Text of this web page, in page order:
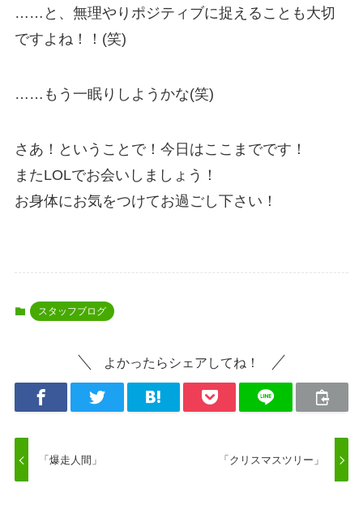
……と、無理やりポジティブに捉えることも大切
ですよね！！(笑)
……もう一眠りしようかな(笑)
さあ！ということで！今日はここまでです！
またLOLでお会いしましょう！
お身体にお気をつけてお過ごし下さい！
スタッフブログ
よかったらシェアしてね！
「爆走人間」 「クリスマスツリー」